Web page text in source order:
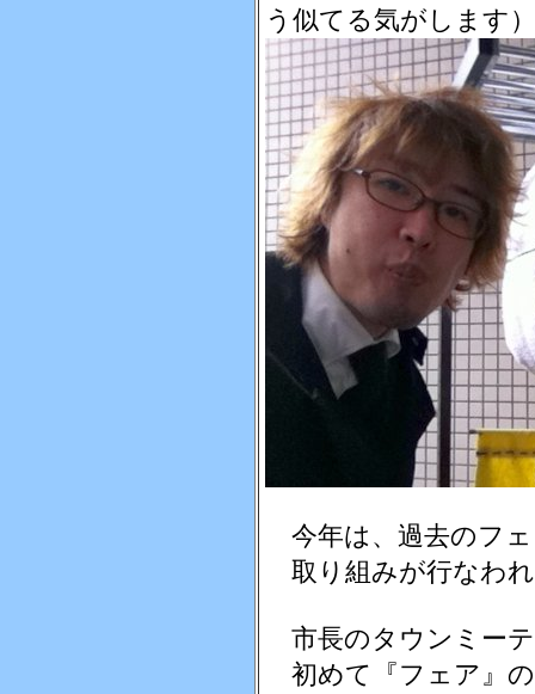
う似てる気がします）
今年は、過去のフ
取り組みが行なわ
市長のタウンミー
初めて『フェア』